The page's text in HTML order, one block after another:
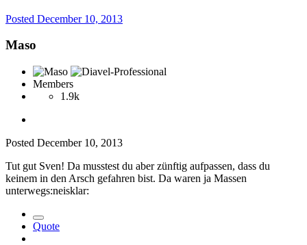
Posted December 10, 2013
Maso
Members
1.9k
Posted December 10, 2013
Tut gut Sven! Da musstest du aber zünftig aufpassen, dass du
keinem in den Arsch gefahren bist. Da waren ja Massen
unterwegs:neisklar:
Quote